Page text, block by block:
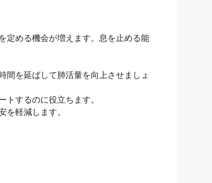
定める機会が増えます。息を止める能
間を延ばして肺活量を向上させましょ
するのに役立ちます。
を軽減します。